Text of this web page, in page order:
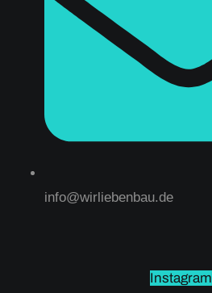
info@wirliebenbau.de
Instagram